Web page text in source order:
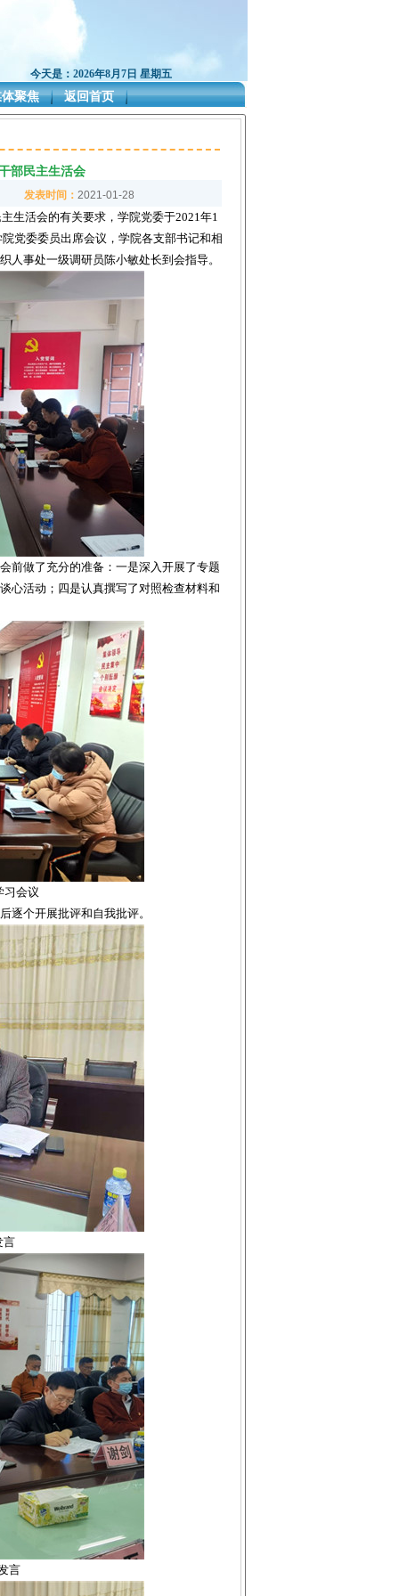
今天是：2026年8月7日 星期五
聚焦 返回首页
部民主生活会
发表时间： 2021-01-28
生活会的有关要求，学院党委于2021年1
党委委员出席会议，学院各支部书记和相
人事处一级调研员陈小敏处长到会指导。
前做了充分的准备：一是深入开展了专题
心活动；四是认真撰写了对照检查材料和
习会议
逐个开展批评和自我批评。
言
言